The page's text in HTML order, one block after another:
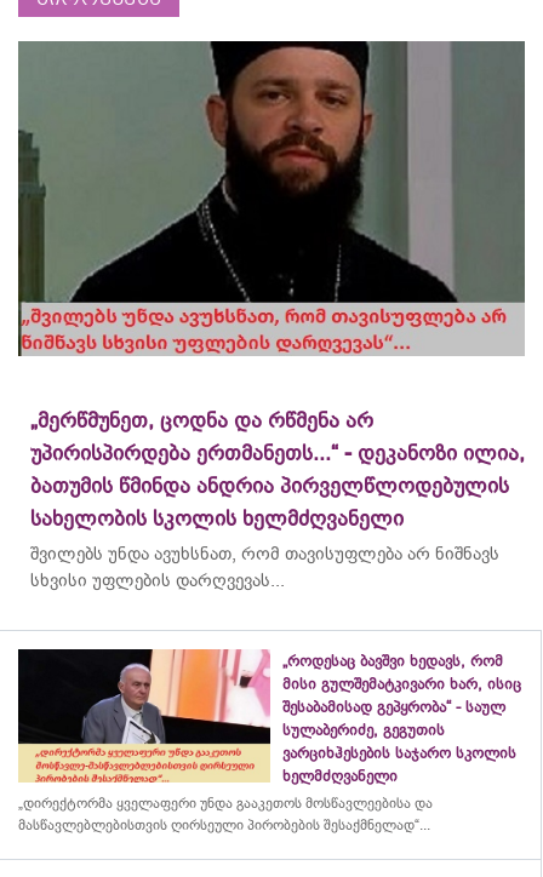
„მერწმუნეთ, ცოდნა და რწმენა არ
უპირისპირდება ერთმანეთს...“ - დეკანოზი ილია,
ბათუმის წმინდა ანდრია პირველწლოდებულის
სახელობის სკოლის ხელმძღვანელი
შვილებს უნდა ავუხსნათ, რომ თავისუფლება არ ნიშნავს
სხვისი უფლების დარღვევას...
„როდესაც ბავშვი ხედავს, რომ
მისი გულშემატკივარი ხარ, ისიც
შესაბამისად გეპყრობა“ - საულ
სულაბერიძე, გეგუთის
ვარციხჰესების საჯარო სკოლის
ხელმძღვანელი
„დირექტორმა ყველაფერი უნდა გააკეთოს მოსწავლეებისა და
მასწავლებლებისთვის ღირსეული პირობების შესაქმნელად“...